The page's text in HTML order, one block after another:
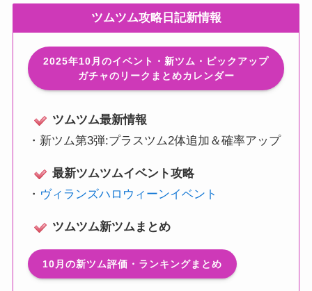
ツムツム攻略日記新情報
2025年10月のイベント・新ツム・ピックアップ
ガチャのリークまとめカレンダー
ツムツム最新情報
・ 新ツム第3弾:プラスツム2体追加＆確率アップ
最新ツムツムイベント攻略
・ ヴィランズハロウィーンイベント
ツムツム新ツムまとめ
10月の新ツム評価・ランキングまとめ